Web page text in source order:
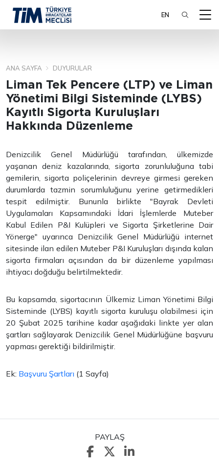
EN
ANA SAYFA DUYURULAR
Liman Tek Pencere (LTP) ve Liman
Yönetimi Bilgi Sisteminde (LYBS)
Kayıtlı Sigorta Kuruluşları
Hakkında Düzenleme
Denizcilik Genel Müdürlüğü tarafından, ülkemizde
yaşanan deniz kazalarında, sigorta zorunluluğuna tabi
gemilerin, sigorta poliçelerinin devreye girmesi gereken
durumlarda tazmin sorumluluğunu yerine getirmedikleri
tespit edilmiştir. Bununla birlikte "Bayrak Devleti
Uygulamaları Kapsamındaki İdari İşlemlerde Muteber
Kabul Edilen P&I Kulüpleri ve Sigorta Şirketlerine Dair
Yönerge" uyarınca Denizcilik Genel Müdürlüğü internet
sitesinde ilan edilen Muteber P&I Kuruluşları dışında kalan
sigorta firmaları açısından da bir düzenleme yapılması
ihtiyacı doğduğu belirtilmektedir.
Bu kapsamda, sigortacının Ülkemiz Liman Yönetimi Bilgi
Sisteminde (LYBS) kayıtlı sigorta kuruluşu olabilmesi için
20 Şubat 2025 tarihine kadar aşağıdaki linkte yer alan
şartları sağlayarak Denizcilik Genel Müdürlüğüne başvuru
yapması gerektiği bildirilmiştir.
Ek: Başvuru Şartları (1 Sayfa)
PAYLAŞ